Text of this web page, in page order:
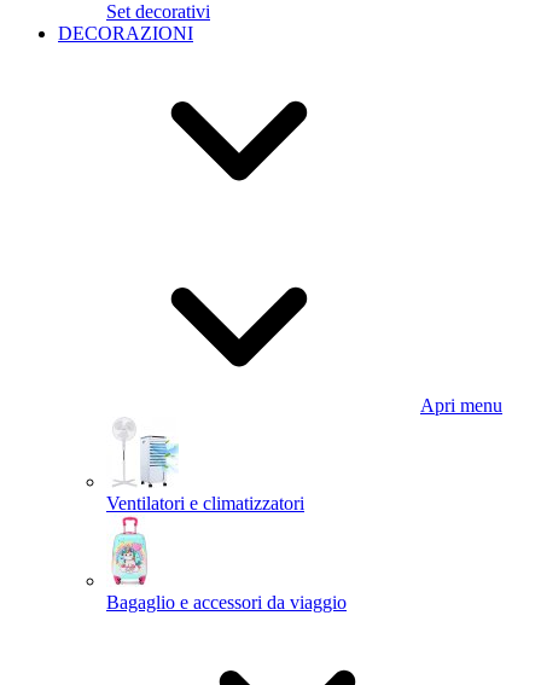
Set decorativi
DECORAZIONI
Apri menu
Ventilatori e climatizzatori
Bagaglio e accessori da viaggio